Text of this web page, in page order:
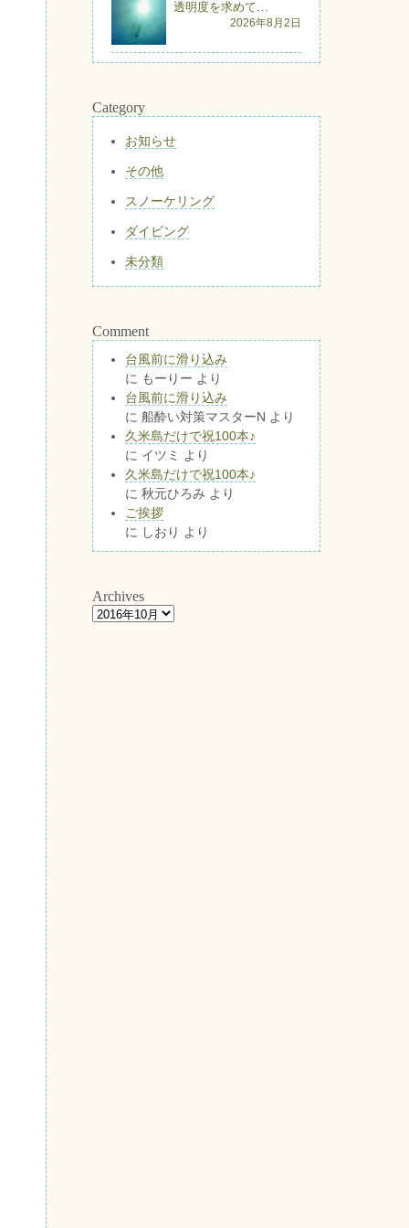
透明度を求めて…
2026年8月2日
Category
お知らせ
その他
スノーケリング
ダイビング
未分類
Comment
台風前に滑り込み
に もーりー より
台風前に滑り込み
に 船酔い対策マスターN より
久米島だけで祝100本♪
に イツミ
より
久米島だけで祝100本♪
に 秋元ひろみ より
ご挨拶
に しおり より
Archives